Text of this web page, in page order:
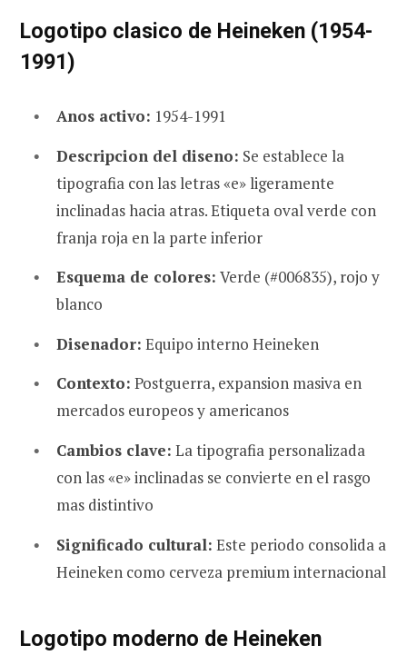
Logotipo clasico de Heineken (1954-
1991)
Anos activo: 1954-1991
Descripcion del diseno: Se establece la
tipografia con las letras «e» ligeramente
inclinadas hacia atras. Etiqueta oval verde con
franja roja en la parte inferior
Esquema de colores: Verde (#006835), rojo y
blanco
Disenador: Equipo interno Heineken
Contexto: Postguerra, expansion masiva en
mercados europeos y americanos
Cambios clave: La tipografia personalizada
con las «e» inclinadas se convierte en el rasgo
mas distintivo
Significado cultural: Este periodo consolida a
Heineken como cerveza premium internacional
Logotipo moderno de Heineken